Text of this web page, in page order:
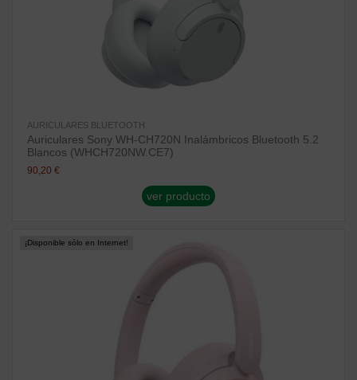
AURICULARES BLUETOOTH
Auriculares Sony WH-CH720N Inalámbricos Bluetooth 5.2
Blancos (WHCH720NW.CE7)
90,20 €
ver producto
¡Disponible sólo en Internet!